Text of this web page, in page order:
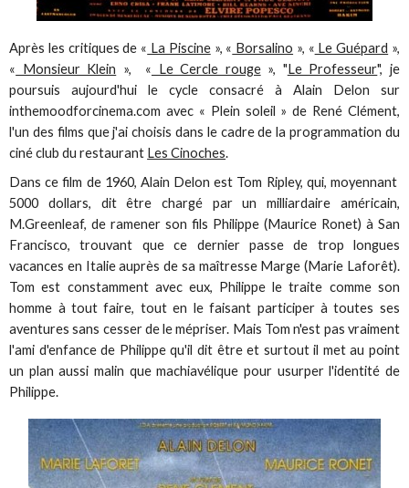
Après les critiques de « La Piscine», « Borsalino », « Le Guépard »,
« Monsieur Klein », « Le Cercle rouge», "Le Professeur", je
poursuis aujourd'hui le cycle consacré à Alain Delon sur
inthemoodforcinema.com avec « Plein soleil » de René Clément,
l'un des films que j'ai choisis dans le cadre de la programmation du
ciné club du restaurant Les Cinoches.
Dans ce film de 1960, Alain Delon est Tom Ripley, qui, moyennant
5000 dollars, dit être chargé par un milliardaire américain,
M.Greenleaf, de ramener son fils Philippe (Maurice Ronet) à San
Francisco, trouvant que ce dernier passe de trop longues
vacances en Italie auprès de sa maîtresse Marge (Marie Laforêt).
Tom est constamment avec eux, Philippe le traite comme son
homme à tout faire, tout en le faisant participer à toutes ses
aventures sans cesser de le mépriser. Mais Tom n'est pas vraiment
l'ami d'enfance de Philippe qu'il dit être et surtout il met au point
un plan aussi malin que machiavélique pour usurper l'identité de
Philippe.